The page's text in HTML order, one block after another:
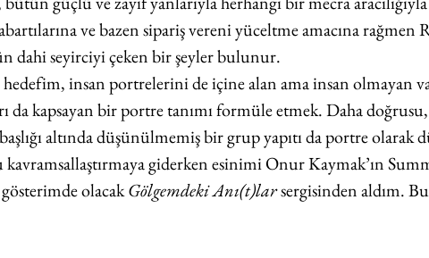
ve bazen sipariş vereni yüceltme amacına rağmen
dahi seyirciyi çeken bir şeyler bulunur.
insan portrelerini de içine alan ama insan olmayan
da kapsayan bir portre tanımı formüle etmek. Daha
altında düşünülmemiş bir grup yapıtı da portre olarak
giderken esinimi Onur Kaymak’ın
olacak Gölgemdeki Anı(t)lar sergisinden aldım.